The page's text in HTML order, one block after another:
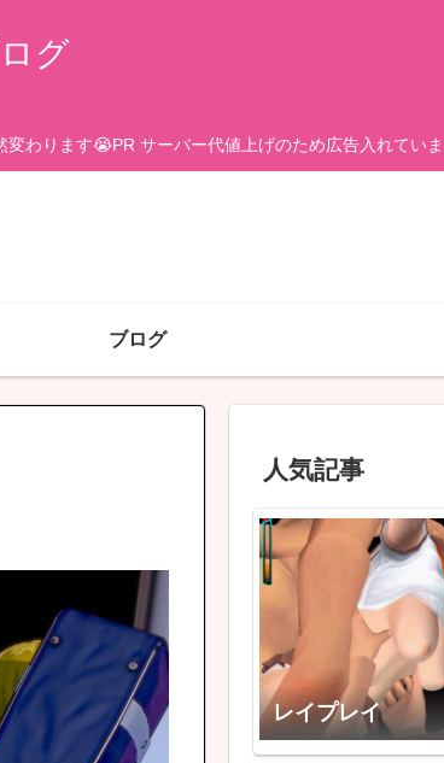
グ
わります😭PR サーバー代値上げのため広告入れてい
ブログ
人気記事
レイプレイ